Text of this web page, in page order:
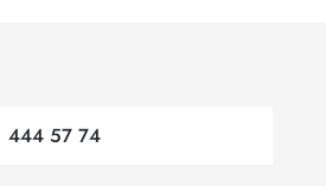
444 57 74